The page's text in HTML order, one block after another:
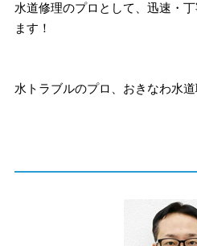
水道修理のプロとして、迅速・
ます！
水トラブルのプロ、おきなわ水